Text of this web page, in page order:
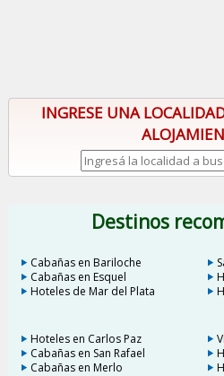
INGRESE UNA
Destinos
Cabañas en Bariloche
Cabañas en Esquel
Hoteles de Mar del Plata
Hoteles en Carlos Paz
Cabañas en San Rafael
Cabañas en Merlo